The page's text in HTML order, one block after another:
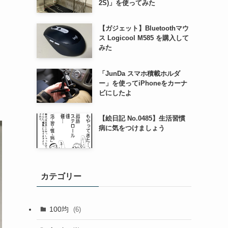
2S)」を使ってみた
【ガジェット】Bluetoothマウ
ス Logicool M585 を購入して
みた
「JunDa スマホ積載ホルダ
ー」を使ってiPhoneをカーナ
ビにしたよ
【絵日記 No.0485】生活習慣
病に気をつけましょう
カテゴリー
100均 (6)